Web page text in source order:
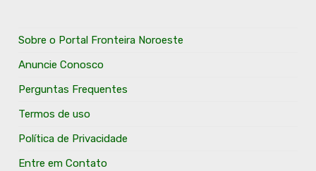
Sobre o Portal Fronteira Noroeste
Anuncie Conosco
Perguntas Frequentes
Termos de uso
Política de Privacidade
Entre em Contato